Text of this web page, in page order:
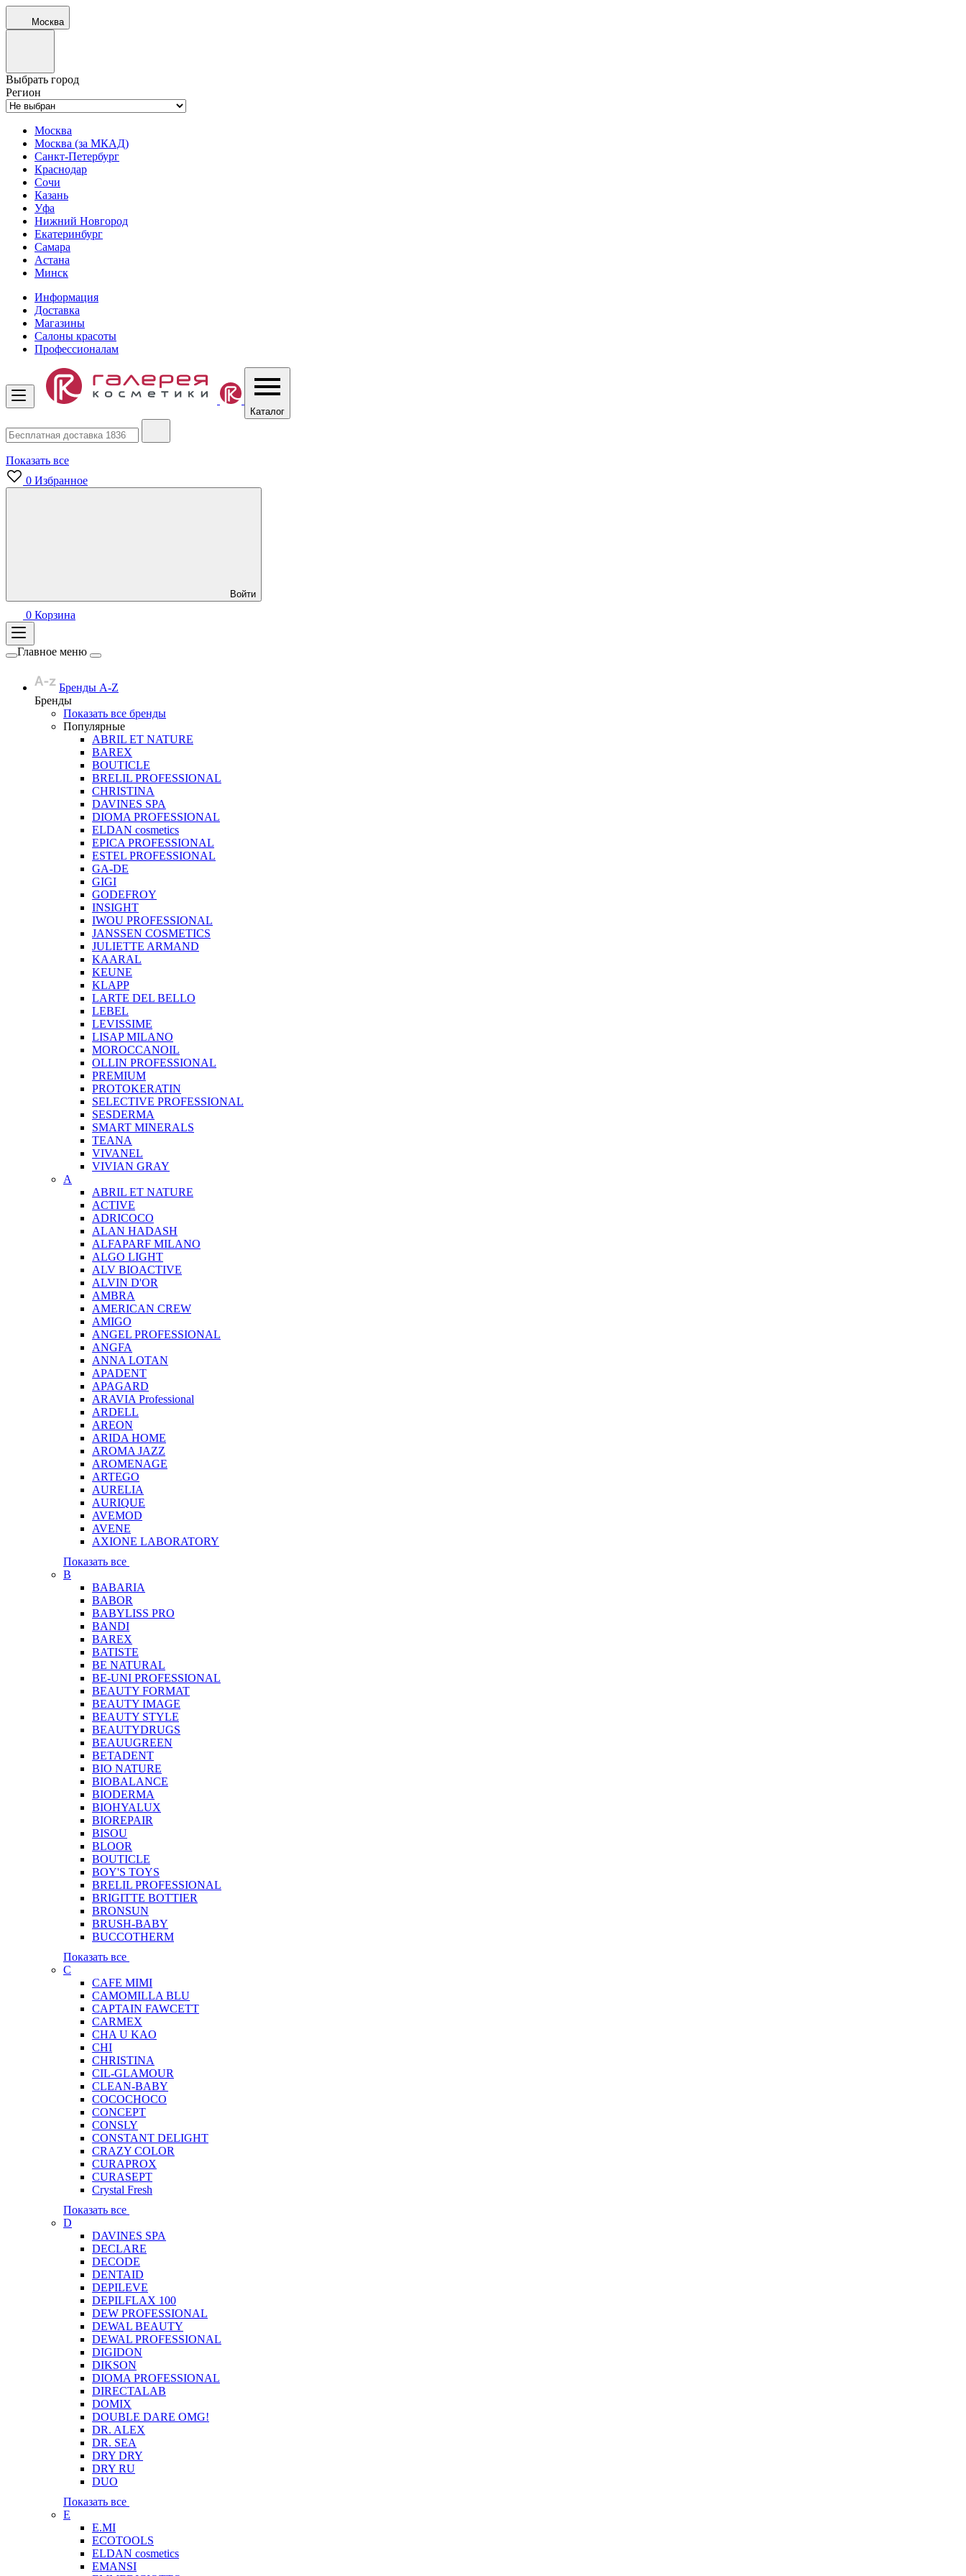
Москва
Выбрать город
Регион
Москва
Москва (за МКАД)
Санкт-Петербург
Краснодар
Сочи
Казань
Уфа
Нижний Новгород
Екатеринбург
Самара
Астана
Минск
Информация
Доставка
Магазины
Салоны красоты
Профессионалам
Каталог
Показать все
0 Избранное
Войти
0 Корзина
Главное меню
Бренды A-Z
Бренды
Показать все бренды
Популярные
ABRIL ET NATURE
BAREX
BOUTICLE
BRELIL PROFESSIONAL
CHRISTINA
DAVINES SPA
DIOMA PROFESSIONAL
ELDAN cosmetics
EPICA PROFESSIONAL
ESTEL PROFESSIONAL
GA-DE
GIGI
GODEFROY
INSIGHT
IWOU PROFESSIONAL
JANSSEN COSMETICS
JULIETTE ARMAND
KAARAL
KEUNE
KLAPP
LARTE DEL BELLO
LEBEL
LEVISSIME
LISAP MILANO
MOROCCANOIL
OLLIN PROFESSIONAL
PREMIUM
PROTOKERATIN
SELECTIVE PROFESSIONAL
SESDERMA
SMART MINERALS
TEANA
VIVANEL
VIVIAN GRAY
A
ABRIL ET NATURE
ACTIVE
ADRICOCO
ALAN HADASH
ALFAPARF MILANO
ALGO LIGHT
ALV BIOACTIVE
ALVIN D'OR
AMBRA
AMERICAN CREW
AMIGO
ANGEL PROFESSIONAL
ANGFA
ANNA LOTAN
APADENT
APAGARD
ARAVIA Professional
ARDELL
AREON
ARIDA HOME
AROMA JAZZ
AROMENAGE
ARTEGO
AURELIA
AURIQUE
AVEMOD
AVENE
AXIONE LABORATORY
Показать все
B
BABARIA
BABOR
BABYLISS PRO
BANDI
BAREX
BATISTE
BE NATURAL
BE-UNI PROFESSIONAL
BEAUTY FORMAT
BEAUTY IMAGE
BEAUTY STYLE
BEAUTYDRUGS
BEAUUGREEN
BETADENT
BIO NATURE
BIOBALANCE
BIODERMA
BIOHYALUX
BIOREPAIR
BISOU
BLOOR
BOUTICLE
BOY'S TOYS
BRELIL PROFESSIONAL
BRIGITTE BOTTIER
BRONSUN
BRUSH-BABY
BUCCOTHERM
Показать все
C
CAFE MIMI
CAMOMILLA BLU
CAPTAIN FAWCETT
CARMEX
CHA U KAO
CHI
CHRISTINA
CIL-GLAMOUR
CLEAN-BABY
COCOCHOCO
CONCEPT
CONSLY
CONSTANT DELIGHT
CRAZY COLOR
CURAPROX
CURASEPT
Crystal Fresh
Показать все
D
DAVINES SPA
DECLARE
DECODE
DENTAID
DEPILEVE
DEPILFLAX 100
DEW PROFESSIONAL
DEWAL BEAUTY
DEWAL PROFESSIONAL
DIGIDON
DIKSON
DIOMA PROFESSIONAL
DIRECTALAB
DOMIX
DOUBLE DARE OMG!
DR. ALEX
DR. SEA
DRY DRY
DRY RU
DUO
Показать все
E
E.MI
ECOTOOLS
ELDAN cosmetics
EMANSI